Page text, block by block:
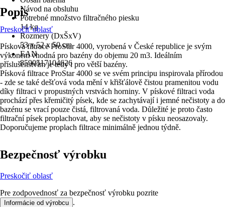
Návod na obsluhu
Potrebné množstvo filtračného piesku
14 kg
Rozmery (DxŠxV)
53 x 52 x 50 cm
EAN
8590517104626
Popis
Preskočiť oblasť
Písková filtrace ProStar 4000, vyrobená v České republice je svým
výkonem vhodná pro bazény do objemu 20 m3. Ideálním
příslušenstvím je tedy i pro větší bazény.
Písková filtrace ProStar 4000 se ve svém principu inspirovala přírodou
- zde se také dešťová voda mění v křišťálově čistou pramenitou vodu
díky filtraci v propustných vrstvách horniny. V pískové filtraci voda
prochází přes křemičitý písek, kde se zachytávají i jemné nečistoty a do
bazénu se vrací pouze čistá, filtrovaná voda. Důležité je proto často
filtrační písek proplachovat, aby se nečistoty v písku neosazovaly.
Doporučujeme proplach filtrace minimálně jednou týdně.
Bezpečnosť výrobku
Preskočiť oblasť
Pre zodpovednosť za bezpečnosť výrobku pozrite
Informácie od výrobcu .